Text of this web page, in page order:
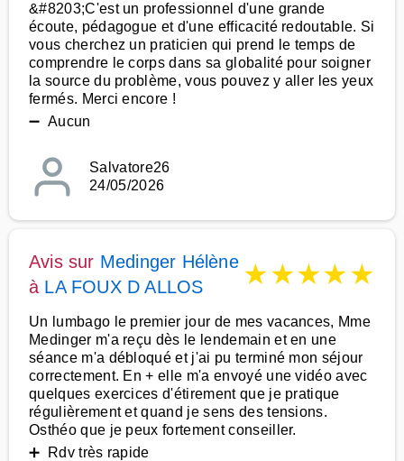
&#8203;C'est un professionnel d'une grande
écoute, pédagogue et d'une efficacité redoutable. Si
vous cherchez un praticien qui prend le temps de
comprendre le corps dans sa globalité pour soigner
la source du problème, vous pouvez y aller les yeux
fermés. Merci encore !
➖ Aucun
Salvatore26
24/05/2026
Avis sur Medinger Hélène
à LA FOUX D ALLOS ★★★★★
Un lumbago le premier jour de mes vacances, Mme
Medinger m'a reçu dès le lendemain et en une
séance m'a débloqué et j'ai pu terminé mon séjour
correctement. En + elle m'a envoyé une vidéo avec
quelques exercices d'étirement que je pratique
régulièrement et quand je sens des tensions.
Osthéo que je peux fortement conseiller.
➕ Rdv très rapide